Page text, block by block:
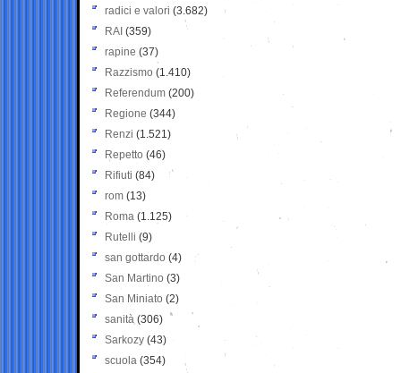
radici e valori (3.682)
RAI (359)
rapine (37)
Razzismo (1.410)
Referendum (200)
Regione (344)
Renzi (1.521)
Repetto (46)
Rifiuti (84)
rom (13)
Roma (1.125)
Rutelli (9)
san gottardo (4)
San Martino (3)
San Miniato (2)
sanità (306)
Sarkozy (43)
scuola (354)